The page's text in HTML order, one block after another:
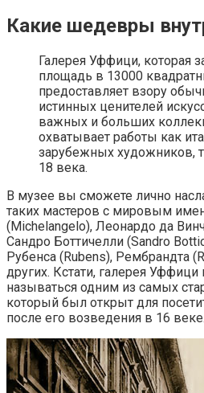
Какие шедевры
Галерея Уффици, которая
площадь в 13000
предоставляет взору
истинных ценителей
важных и больших
охватывает работы как
зарубежных художников,
18 века.
В музее вы сможете лично
таких мастеров с мировым
(Michelangelo), Леонардо да
Сандро Боттичелли (Sandro
Рубенса (Rubens), Рембрандта
других. Кстати, галерея
называться одним из самых
который был открыт для
после его возведения в 16 веке.